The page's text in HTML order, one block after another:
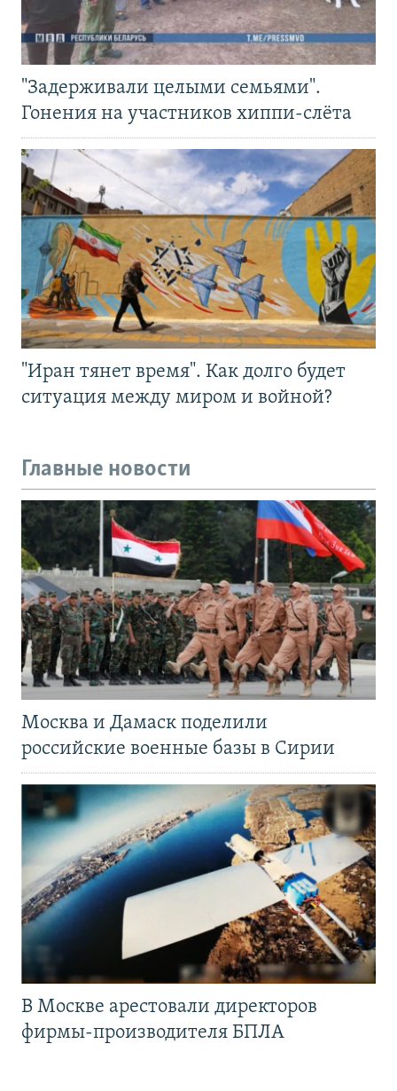
"Задерживали целыми семьями".
Гонения на участников хиппи-слёта
"Иран тянет время". Как долго будет
ситуация между миром и войной?
Главные новости
Москва и Дамаск поделили
российские военные базы в Сирии
В Москве арестовали директоров
фирмы-производителя БПЛА